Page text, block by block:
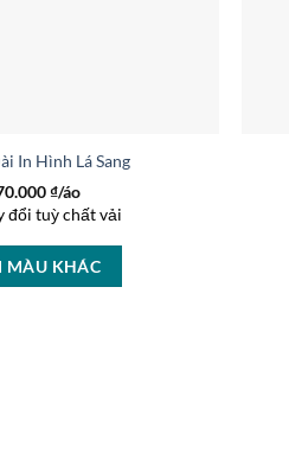
In Hình Lá Sang Trọng AD 16650
₫/áo
đổi tuỳ chất vải
MÀU KHÁC